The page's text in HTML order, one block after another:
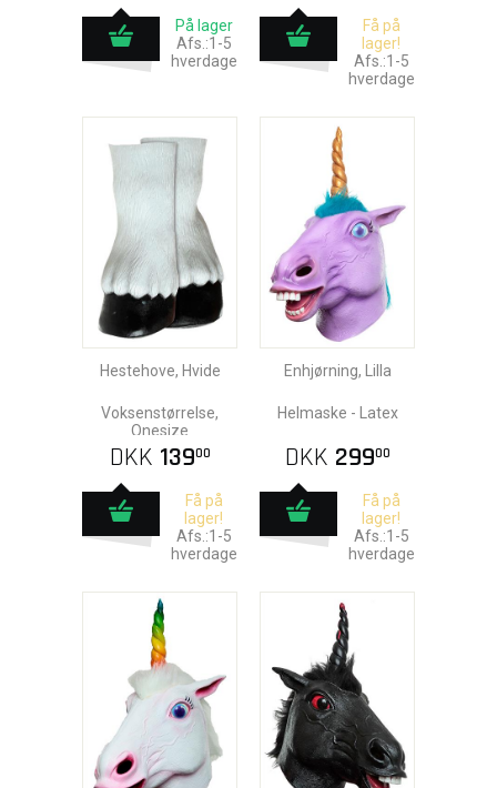
På lager
Afs.:1-5
hverdage
Få på
lager!
Afs.:1-5
hverdage
Hestehove, Hvide
Voksenstørrelse,
Onesize
DKK 13900
Få på
lager!
Afs.:1-5
hverdage
Enhjørning, Lilla
Helmaske - Latex
DKK 29900
Få på
lager!
Afs.:1-5
hverdage